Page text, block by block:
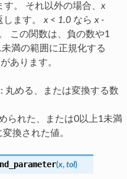
。 それ以外の場合、 x
ます。 x < 1.0なら x -
この関数は、負の数や1
満の範囲に正規化する
あります。
丸める、または変換する数
られた、または0以上1未満
換された値。
(x, tol)